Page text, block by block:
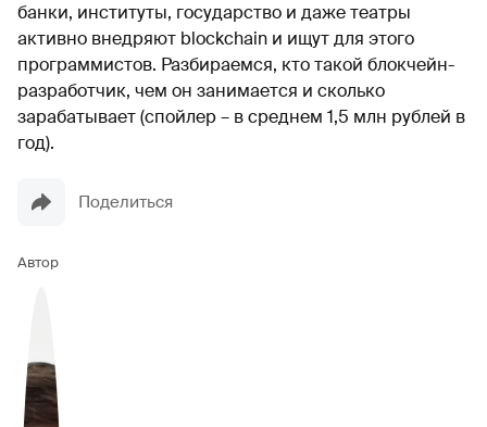
банки, институты, государство и даже театры
активно внедряют blockchain и ищут для этого
программистов. Разбираемся, кто такой блокчейн-
разработчик, чем он занимается и сколько
зарабатывает (спойлер – в среднем 1,5 млн рублей в
год).
Поделиться
Автор